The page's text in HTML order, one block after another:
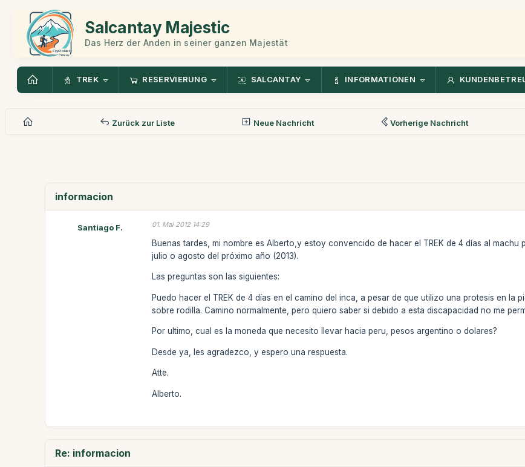
Salcantay Majestic
Das Herz der Anden in seiner ganzen Majestät
TREK RESERVIERUNG SALCANTAY INFORMATIONEN
Zurück zur Liste Neue Nachricht Vorherige Nachricht
informacion
Santiago F. 01. Mai 2012 14:29
Buenas tardes, mi nombre es Alberto,y estoy convencido de hacer el TREK de 4 días al
julio o agosto del próximo año (2013).
Las preguntas son las siguientes:
Puedo hacer el TREK de 4 días en el camino del inca, a pesar de que utilizo una protesis en la
sobre rodilla. Camino normalmente, pero quiero saber si debido a esta discapacidad no me
Por ultimo, cual es la moneda que necesito llevar hacia peru, pesos argentino o dolares?
Desde ya, les agradezco, y espero una respuesta.
Atte.
Alberto.
Re: informacion